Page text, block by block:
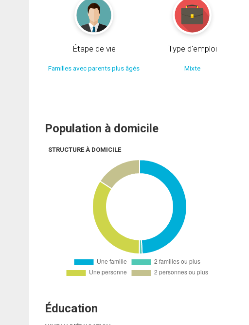
Étape de vie
Familles avec parents plus âgés
Type d'emploi
Mixte
Population à domicile
STRUCTURE À DOMICILE
Éducation